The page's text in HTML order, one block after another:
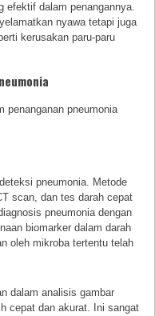
efektif dalam penangannya.
nyawa tetapi juga
kerusakan paru-paru
penanganan pneumonia
pneumonia. Metode
scan, dan tes darah cepat
pneumonia dengan
biomarker dalam darah
oleh mikroba tertentu telah
dalam analisis gambar
cepat dan akurat. Ini sangat